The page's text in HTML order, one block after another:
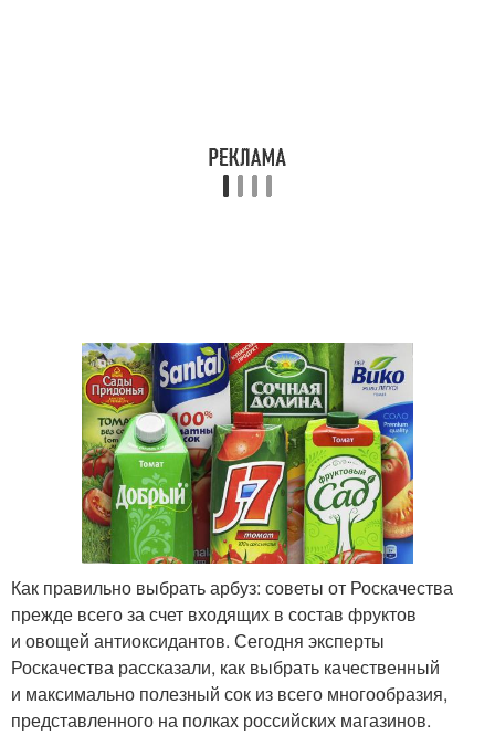
Магазинные соки Тыквенный сок
Как правильно выбрать арбуз: советы от Роскачества
прежде всего за счет входящих в состав фруктов
и овощей антиоксидантов. Сегодня эксперты
Роскачества рассказали, как выбрать качественный
и максимально полезный сок из всего многообразия,
представленного на полках российских магазинов.